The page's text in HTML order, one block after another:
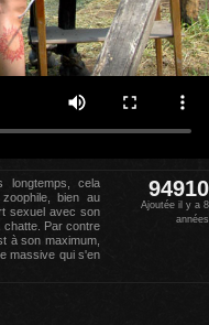
longtemps, cela
bien au
sexuel avec son
chatte. Par contre
à son maximum,
massive qui s'en
94910
Ajoutée il y a 8
années